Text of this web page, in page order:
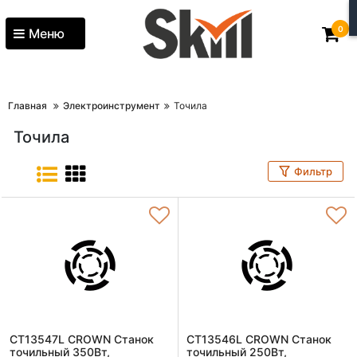
Меню 0
Главная Электроинструмент Точила
Точила
Фильтр
CT13547L CROWN Станок
точильный 350Вт,
CT13546L CROWN Станок
точильный 250Вт,